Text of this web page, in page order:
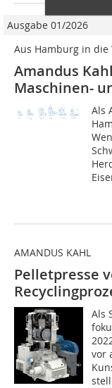
Ausgabe 01/2026
Aus Hamburg in die
Amandus
Maschinen-
Als
AMANDUS KAHL
Pelletpresse
Als
vor